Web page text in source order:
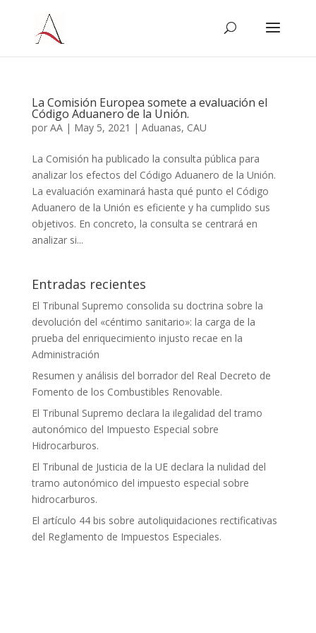
La Comisión Europea somete a evaluación el
Código Aduanero de la Unión.
por AA| May 5, 2021 | Aduanas, CAU
La Comisión ha publicado la consulta pública para
analizar los efectos del Código Aduanero de la Unión.
La evaluación examinará hasta qué punto el Código
Aduanero de la Unión es eficiente y ha cumplido sus
objetivos. En concreto, la consulta se centrará en
analizar si...
Entradas recientes
El Tribunal Supremo consolida su doctrina sobre la
devolución del «céntimo sanitario»: la carga de la
prueba del enriquecimiento injusto recae en la
Administración
Resumen y análisis del borrador del Real Decreto de
Fomento de los Combustibles Renovable.
El Tribunal Supremo declara la ilegalidad del tramo
autonómico del Impuesto Especial sobre
Hidrocarburos.
El Tribunal de Justicia de la UE declara la nulidad del
tramo autonómico del impuesto especial sobre
hidrocarburos.
El artículo 44 bis sobre autoliquidaciones rectificativas
del Reglamento de Impuestos Especiales.